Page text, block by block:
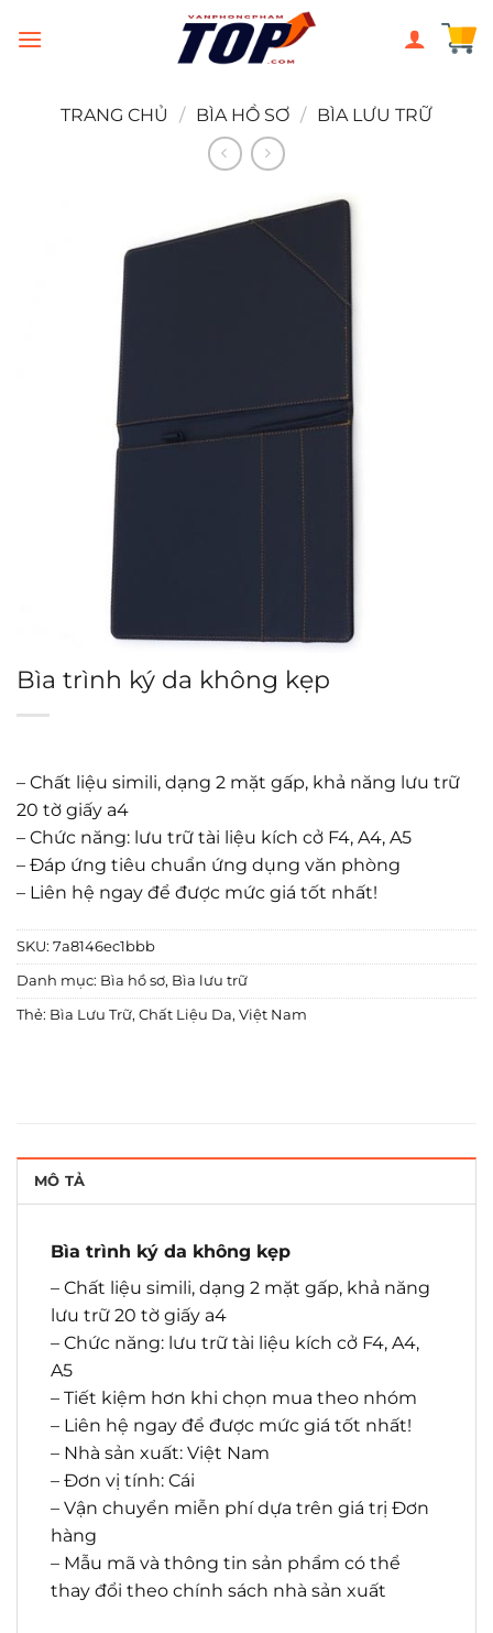
đến
TRANG CHỦ
/ BÌA HỒ SƠ / BÌA LƯU TRỮ
Bìa trình ký da không kẹp
– Chất liệu simili, dạng 2 mặt gấp, khả năng lưu trữ
20 tờ giấy a4
– Chức năng: lưu trữ tài liệu kích cở F4, A4, A5
– Đáp ứng tiêu chuẩn ứng dụng văn phòng
– Liên hệ ngay để được mức giá tốt nhất!
SKU: 7a8146ec1bbb
Danh mục: Bìa hồ sơ, Bìa lưu trữ
Thẻ: Bìa Lưu Trữ, Chất Liệu Da, Việt Nam
MÔ TẢ
Bìa trình ký da không kẹp
– Chất liệu simili, dạng 2 mặt gấp, khả năng
lưu trữ 20 tờ giấy a4
– Chức năng: lưu trữ tài liệu kích cở F4, A4,
A5
– Tiết kiệm hơn khi chọn mua theo nhóm
– Liên hệ ngay để được mức giá tốt nhất!
– Nhà sản xuất: Việt Nam
– Đơn vị tính: Cái
– Vận chuyển miễn phí dựa trên giá trị Đơn
hàng
– Mẫu mã và thông tin sản phẩm có thể
thay đổi theo chính sách nhà sản xuất